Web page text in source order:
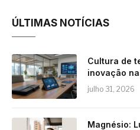
ÚLTIMAS NOTÍCIAS
Cultura de
inovação
julho 31, 2026
Magnésio: